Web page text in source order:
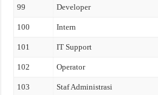
99 Developer
100 Intern
101 IT Support
102 Operator
103 Staf Administrasi